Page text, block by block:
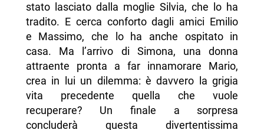
stato lasciato dalla moglie Silvia, che lo ha
tradito. E cerca conforto dagli amici Emilio
e Massimo, che lo ha anche ospitato in
casa. Ma l’arrivo di Simona, una donna
attraente pronta a far innamorare Mario,
crea in lui un dilemma: è davvero la grigia
vita precedente quella che vuole
recuperare? Un finale a sorpresa
concluderà questa divertentissima